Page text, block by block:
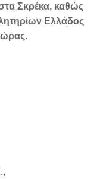
Σκρέκα, καθώς
Ελλάδος